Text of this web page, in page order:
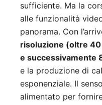
sufficiente. Ma la
alle funzionalità
panorama. Con
risoluzione (oltre 40
e successivamente
e la produzione di
esponenziale. Il
alimentato per